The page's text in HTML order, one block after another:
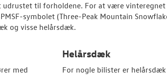
udrustet til forholdene. For at være vinteregnet
symbolet (Three-Peak Mountain
og visse helårsdæk.
med
Helårsdæk
For nogle bilister er